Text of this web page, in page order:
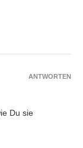
Du sie
ANTWORTEN